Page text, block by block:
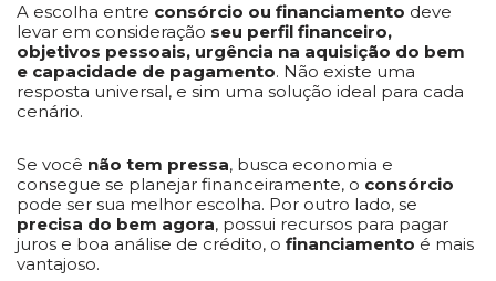
A escolha entre consórcio ou financiamento deve
levar em consideração seu perfil financeiro,
objetivos pessoais, urgência na aquisição do bem
e capacidade de pagamento. Não existe uma
resposta universal, e sim uma solução ideal para cada
cenário.
Se você não tem pressa, busca economia e
consegue se planejar financeiramente, o consórcio
pode ser sua melhor escolha. Por outro lado, se
precisa do bem agora, possui recursos para pagar
juros e boa análise de crédito, o financiamento é mais
vantajoso.